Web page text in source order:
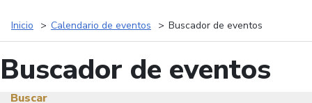
Inicio Calendario de eventos Buscador de eventos
Buscador de eventos
Buscar